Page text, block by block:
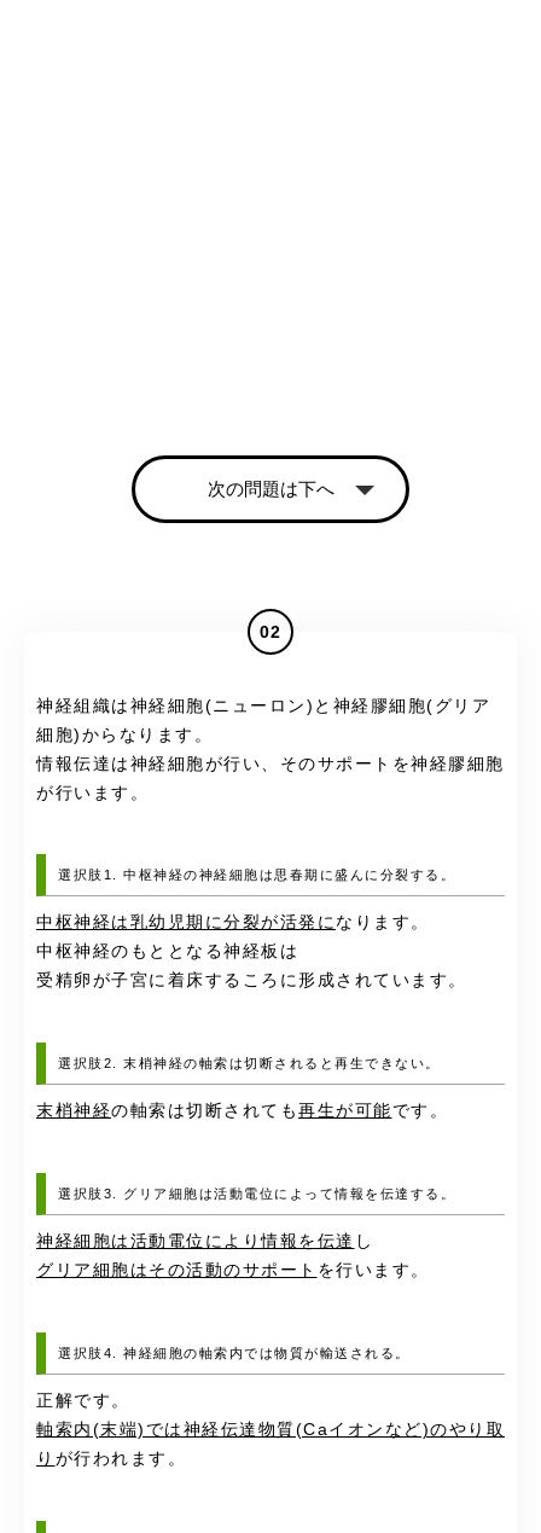
次の問題は下へ
02
神経組織は神経細胞(ニューロン)と神経膠細胞(グリア
細胞)からなります。
情報伝達は神経細胞が行い、そのサポートを神経膠細胞
が行います。
選択肢1. 中枢神経の神経細胞は思春期に盛んに分裂する。
中枢神経は乳幼児期に分裂が活発に なります。
中枢神経のもととなる神経板は
受精卵が子宮に着床するころに形成されています。
選択肢2. 末梢神経の軸索は切断されると再生できない。
末梢神経の軸索は切断されても 再生が可能 です。
選択肢3. グリア細胞は活動電位によって情報を伝達する。
神経細胞は活動電位により情報を伝達 し
グリア細胞はその活動のサポート を行います。
選択肢4. 神経細胞の軸索内では物質が輸送される。
正解です。
軸索内(末端)では神経伝達物質(Caイオンなど)のやり取
り が行われます。